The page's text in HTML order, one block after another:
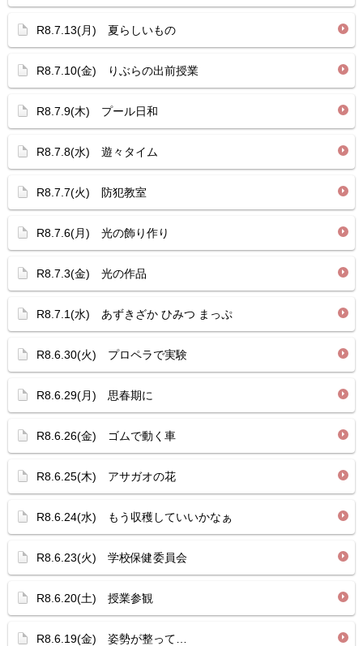
R8.7.13(月) 夏らしいもの
R8.7.10(金) りぶらの出前授業
R8.7.9(木) プール日和
R8.7.8(水) 遊々タイム
R8.7.7(火) 防犯教室
R8.7.6(月) 光の飾り作り
R8.7.3(金) 光の作品
R8.7.1(水) あずきざか ひみつ まっぷ
R8.6.30(火) プロペラで実験
R8.6.29(月) 思春期に
R8.6.26(金) ゴムで動く車
R8.6.25(木) アサガオの花
R8.6.24(水) もう収穫していいかなぁ
R8.6.23(火) 学校保健委員会
R8.6.20(土) 授業参観
R8.6.19(金) 姿勢が整って…